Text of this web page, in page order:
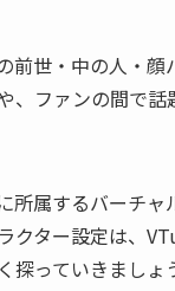
前世・中の人・顔
、ファンの間で
所属するバーチ
クター設定は、
っていきましょ